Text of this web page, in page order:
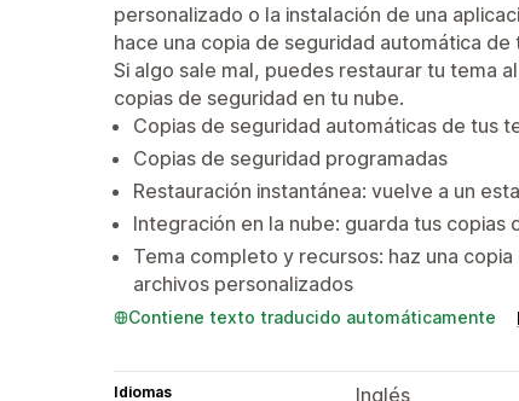
personalizado o la instalación de una
hace una copia de seguridad automática
Si algo sale mal, puedes restaurar tu tema
copias de seguridad en tu nube.
Copias de seguridad automáticas de tus
Copias de seguridad programadas
Restauración instantánea: vuelve a un
Integración en la nube: guarda tus
Tema completo y recursos: haz una
archivos personalizados
Contiene texto traducido automáticamente
Idiomas
Inglés